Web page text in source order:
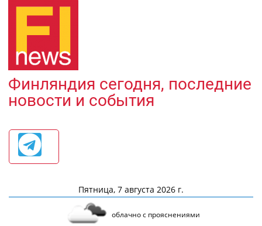
Финляндия сегодня, последние
новости и события
Пятница, 7 августа 2026 г.
облачно с прояснениями